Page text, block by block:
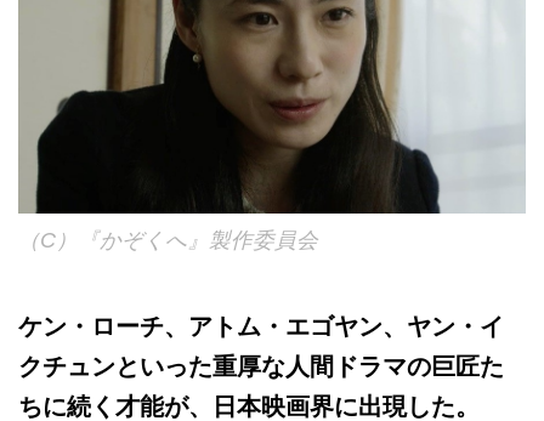
（C）『かぞくへ』製作委員会
ケン・ローチ、アトム・エゴヤン、ヤン・イ
クチュンといった重厚な人間ドラマの巨匠た
ちに続く才能が、日本映画界に出現した。